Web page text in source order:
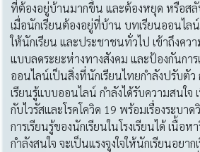
ที่ต้องอยู่บ้านมากขึ้น และต้องหยุด หรือสลั
เมื่อนักเรียนต้องอยู่ที่บ้าน บทเรียนออนไล
ให้นักเรียน และประชาชนทั่วไป เข้าถึงควา
แบบลดระยะห่างทางสังคม และป้องกันการ
ออนไลน์เป็นสิ่งที่นักเรียนไทยกำลังปรับตัว
เรียนรู้แบบออนไลน์ กำลังได้รับความสนใจ
กับไวรัสและโรคโควิด 19 พร้อมเรื่องระบา
การเรียนรู้ของนักเรียนในโรงเรียนได้ เนื้อห
กำลังสนใจ จะเป็นแรงจูงใจให้นักเรียนอยา